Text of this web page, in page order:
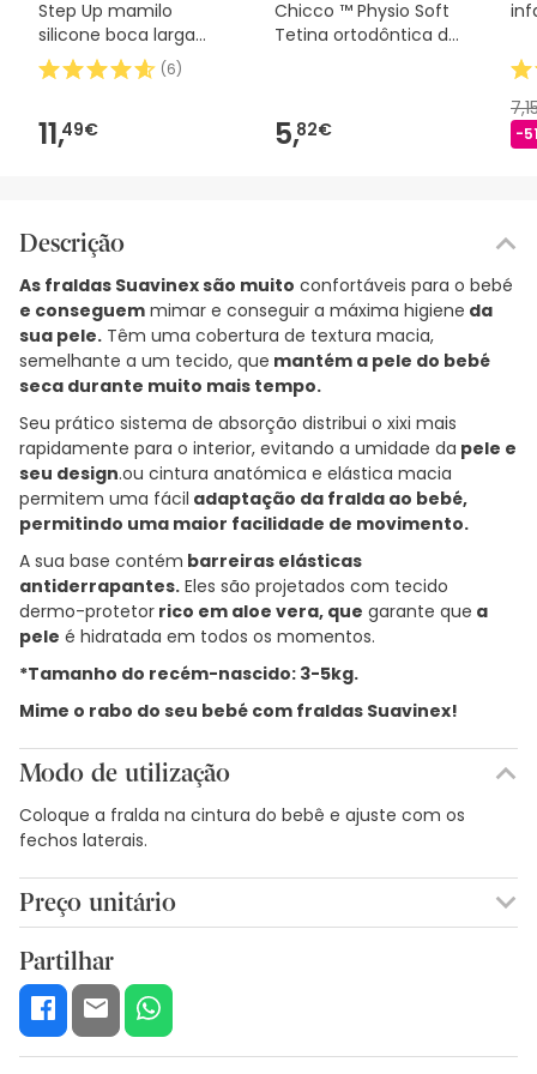
Step Up mamilo
silicone boca larga
fluxo normal 150ml 1ud
(6)
11,49€
Chicco ™ Physio Soft
Tetina ortodôntica de
5,82€ -
Descrição
As fraldas Suavinex são muito confortáveis para o bebé
e conseguem mimar e conseguir a máxima higiene da
sua pele. Têm uma cobertura de textura macia,
semelhante a um tecido, que mantém a pele do bebé
seca durante muito mais tempo.
Seu prático sistema de absorção distribui o xixi mais
rapidamente para o interior, evitando a umidade da pele e
seu design.ou cintura anatómica e elástica macia
permitem uma fácil adaptação da fralda ao bebé,
permitindo uma maior facilidade de movimento.
A sua base contém barreiras elásticas
antiderrapantes. Eles são projetados com tecido
dermo-protetor rico em aloe vera, que garante que a
pele é hidratada em todos os momentos.
*Tamanho do recém-nascido: 3-5kg.
Mime o rabo do seu bebé com fraldas Suavinex!
Modo de utilização
Coloque a fralda na cintura do bebê e ajuste com os
fechos laterais.
Preço unitário
Partilhar